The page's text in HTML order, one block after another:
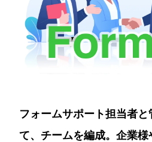
フォームサポート担当者
て、チームを編成。企業